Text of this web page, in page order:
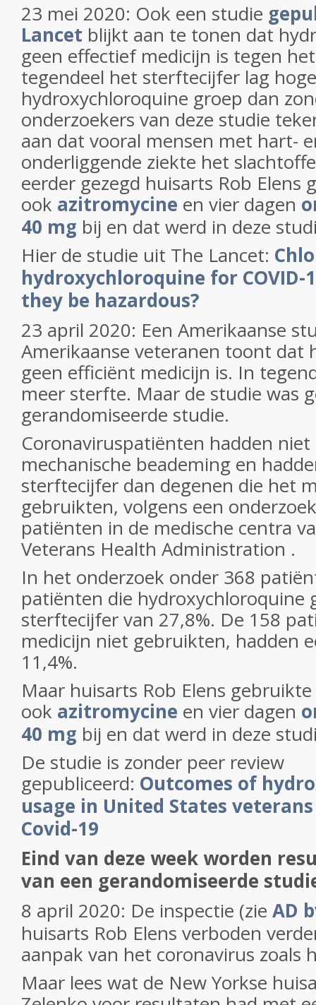
23 mei 2020: Ook een studie
Lancet blijkt aan te tonen dat
geen effectief medicijn is tegen
tegendeel het sterftecijfer lag
hydroxychloroquine groep dan
onderzoekers van deze studie
aan dat vooral mensen met hart-
onderliggende ziekte het
eerder gezegd huisarts Rob Elens
ook azitromycine en vier dagen
40 mg bij en dat werd in deze
Hier de studie uit The Lancet:
hydroxychloroquine for COVID-
they be hazardous?
23 april 2020: Een Amerikaanse
Amerikaanse veteranen toont dat
geen efficiënt medicijn is. In
meer sterfte. Maar de studie was
gerandomiseerde studie.
Coronaviruspatiënten hadden
mechanische beademing en
sterftecijfer dan degenen die het
gebruikten, volgens een
patiënten in de medische centra
Veterans Health Administration .
In het onderzoek onder 368
patiënten die hydroxychloroquine
sterftecijfer van 27,8%. De 158
medicijn niet gebruikten, hadden
11,4%.
Maar huisarts Rob Elens
ook azitromycine en vier dagen
40 mg bij en dat werd in deze
De studie is zonder peer review
gepubliceerd: Outcomes of
usage in United States
Covid-19
Eind van deze week worden
van een gerandomiseerde
8 april 2020: De inspectie (zie AD
huisarts Rob Elens verboden
aanpak van het coronavirus zoals
Maar lees wat de New Yorkse